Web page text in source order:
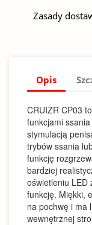
Zasady
Opis
CRUIZR CP03
funkcjami
stymulacją
trybów ssania
funkcję
bardziej
oświetleniu LED
funkcję. Miękki,
na pochwę i ma
wewnętrznej